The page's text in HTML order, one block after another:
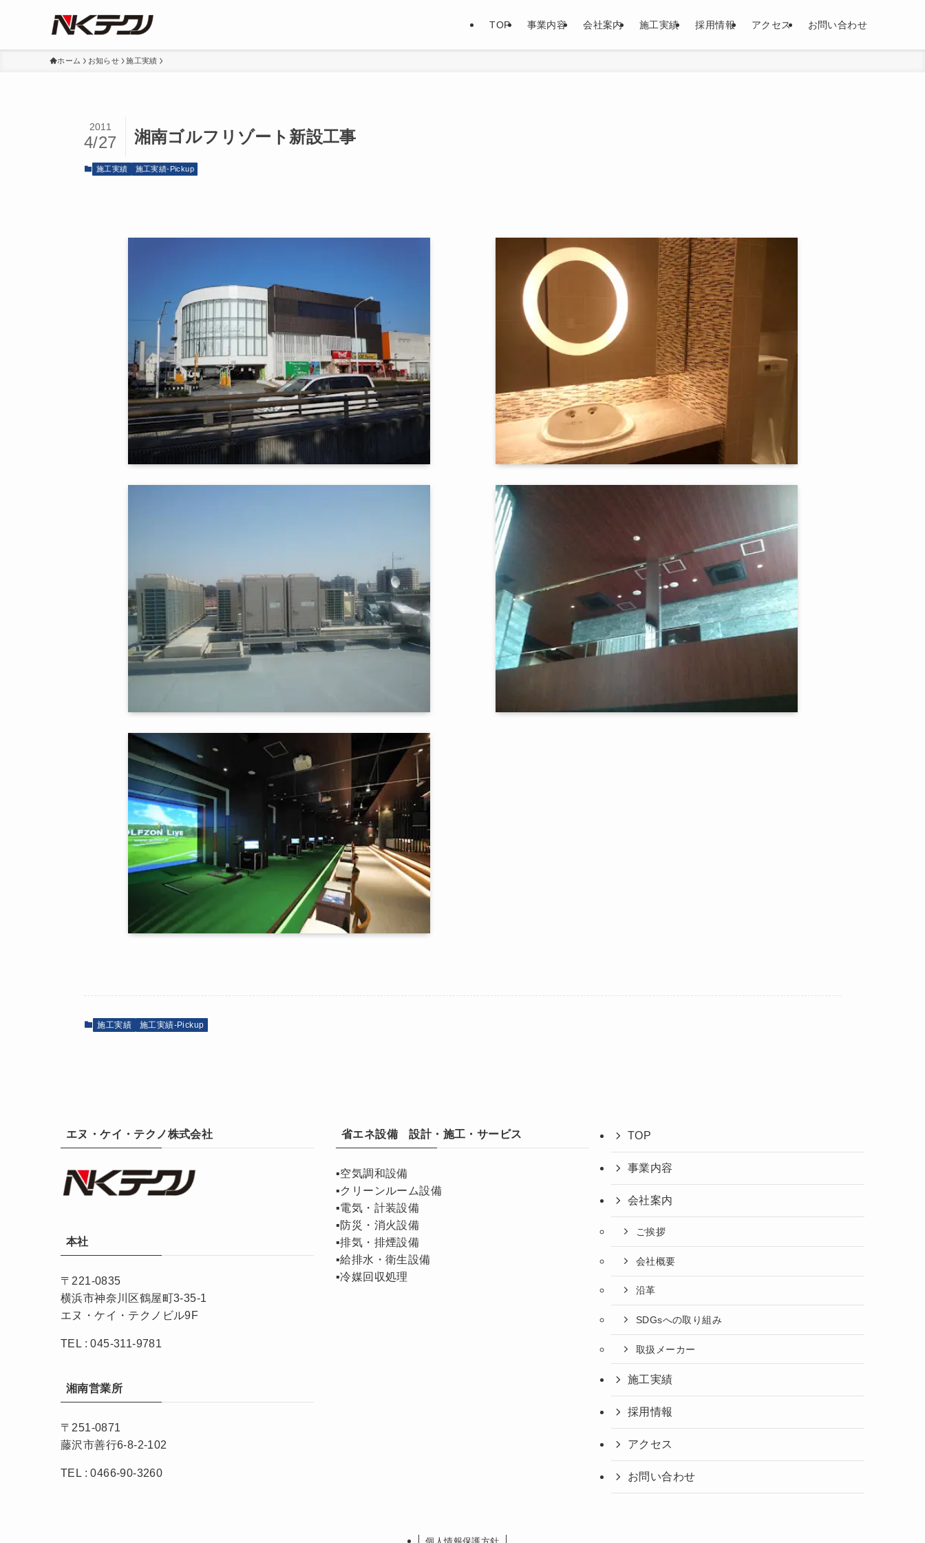
TOP 事業内容 会社案内 施工実績 採用情報 アクセス お問い合わせ
ホーム お知らせ 施工実績
湘南ゴルフリゾート新設工事
2011
4/27
施工実績 施工実績-Pickup
施工実績 施工実績-Pickup
エヌ・ケイ・テクノ株式会社
本社
〒221-0835
横浜市神奈川区鶴屋町3-35-1
エヌ・ケイ・テクノビル9F
TEL : 045-311-9781
湘南営業所
〒251-0871
藤沢市善行6-8-2-102
TEL : 0466-90-3260
省エネ設備 設計・施工・サービス
▪️空気調和設備
▪️クリーンルーム設備
▪️電気・計装設備
▪️防災・消火設備
▪️排気・排煙設備
▪️給排水・衛生設備
▪️冷媒回収処理
TOP
事業内容
会社案内
ご挨拶
会社概要
沿革
SDGsへの取り組み
取扱メーカー
施工実績
採用情報
アクセス
お問い合わせ